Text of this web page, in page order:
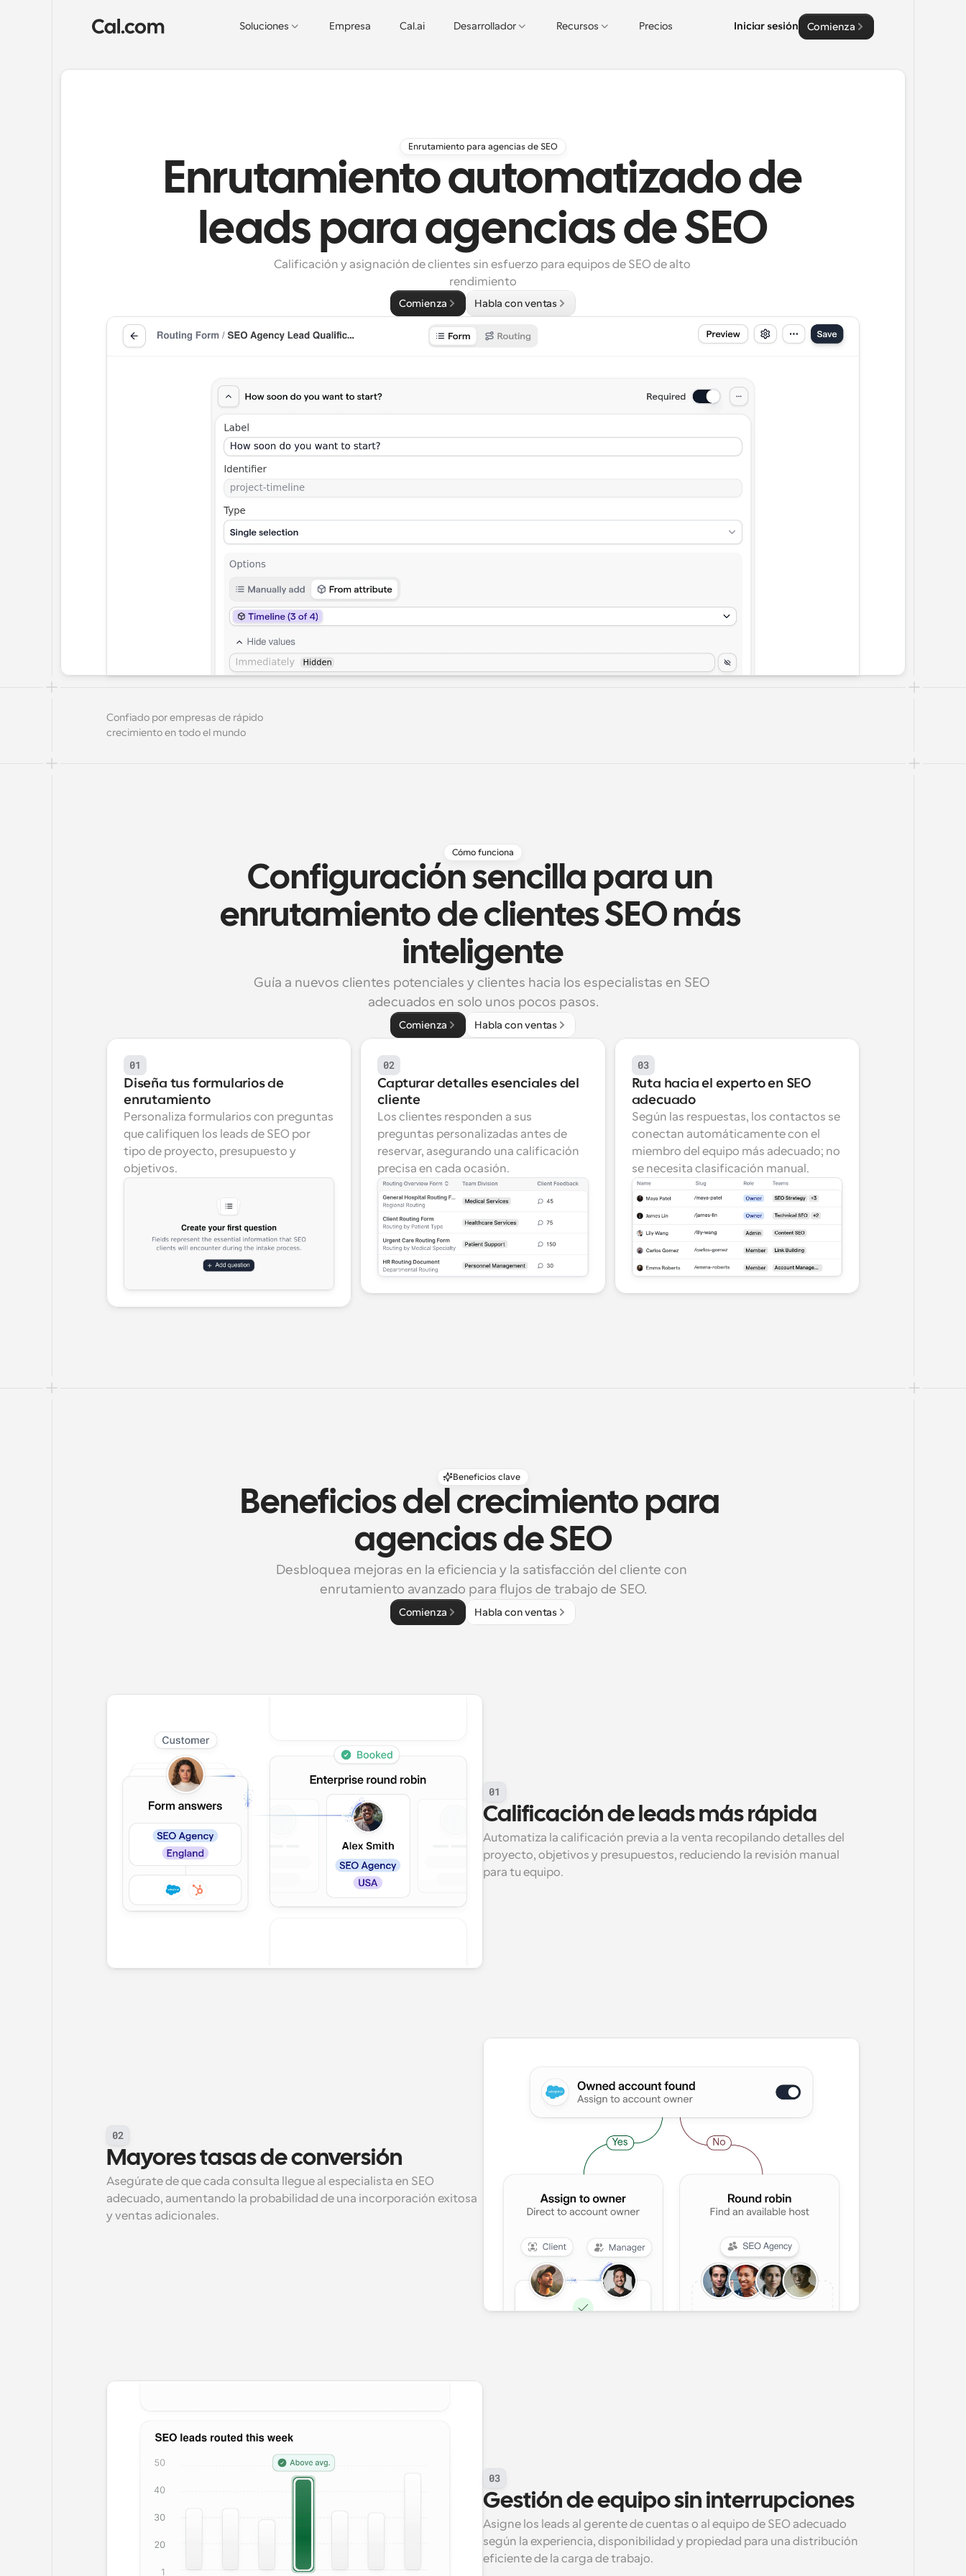
Soluciones Empresa Cal.ai Desarrollador Recursos Precios Iniciar sesión Comienza
Enrutamiento para agencias de SEO
Enrutamiento automatizado de
leads para agencias de SEO
Calificación y asignación de clientes sin esfuerzo para equipos de SEO de alto
rendimiento
Comienza Habla con ventas
Confiado por empresas de rápido
crecimiento en todo el mundo
Cómo funciona
Configuración sencilla para un
enrutamiento de clientes SEO más
inteligente
Guía a nuevos clientes potenciales y clientes hacia los especialistas en SEO
adecuados en solo unos pocos pasos.
Comienza Habla con ventas
01
Diseña tus formularios de
enrutamiento
Personaliza formularios con preguntas
que califiquen los leads de SEO por
tipo de proyecto, presupuesto y
objetivos.
02
Capturar detalles esenciales del
cliente
Los clientes responden a sus
preguntas personalizadas antes de
reservar, asegurando una calificación
precisa en cada ocasión.
03
Ruta hacia el experto en SEO
adecuado
Según las respuestas, los contactos se
conectan automáticamente con el
miembro del equipo más adecuado; no
se necesita clasificación manual.
Beneficios clave
Beneficios del crecimiento para
agencias de SEO
Desbloquea mejoras en la eficiencia y la satisfacción del cliente con
enrutamiento avanzado para flujos de trabajo de SEO.
Comienza Habla con ventas
01
Calificación de leads más rápida
Automatiza la calificación previa a la venta recopilando detalles del
proyecto, objetivos y presupuestos, reduciendo la revisión manual
para tu equipo.
02
Mayores tasas de conversión
Asegúrate de que cada consulta llegue al especialista en SEO
adecuado, aumentando la probabilidad de una incorporación exitosa
y ventas adicionales.
03
Gestión de equipo sin interrupciones
Asigne los leads al gerente de cuentas o al equipo de SEO adecuado
según la experiencia, disponibilidad y propiedad para una distribución
eficiente de la carga de trabajo.